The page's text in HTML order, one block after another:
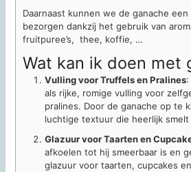
Daarnaast kunnen we de ganache
bezorgen dankzij het gebruik van
fruitpuree’s, thee, koffie, …
Wat kan ik doen met
Vulling voor Truffels en Pralines
als rijke, romige vulling voor
pralines. Door de ganache op te
luchtige textuur die heerlijk smelt
Glazuur voor Taarten en
afkoelen tot hij smeerbaar is en
glazuur voor taarten, cupcakes